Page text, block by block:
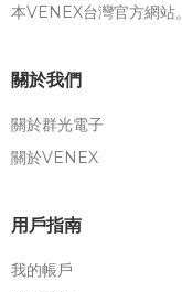
本VENEX台灣官方網站。
關於我們
關於群光電子
關於VENEX
用戶指南
我的帳戶